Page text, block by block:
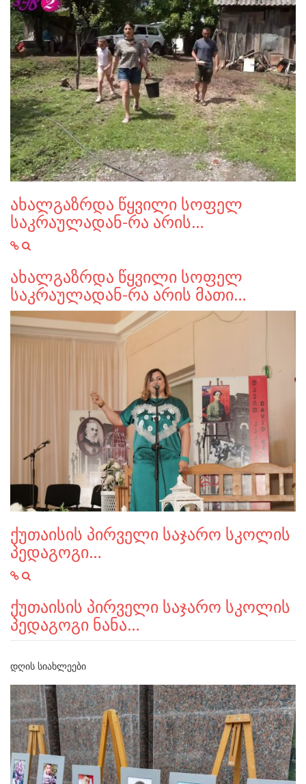
ახალგაზრდა წყვილი სოფელ
საკრაულადან-რა არის…
ახალგაზრდა წყვილი სოფელ
საკრაულადან-რა არის მათი…
ქუთაისის პირველი საჯარო სკოლის
პედაგოგი…
ქუთაისის პირველი საჯარო სკოლის
პედაგოგი ნანა…
ᲓᲦᲘᲡ ᲡᲘᲐᲮᲚᲔᲔᲑᲘ